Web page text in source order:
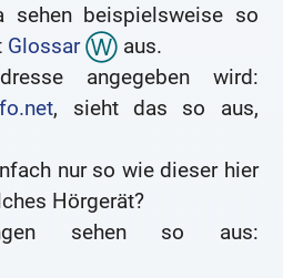
sehen beispielsweise so
Glossar
aus.
angegeben wird:
, sieht das so aus,
nur so wie dieser hier
Hörgerät?
sehen so aus: